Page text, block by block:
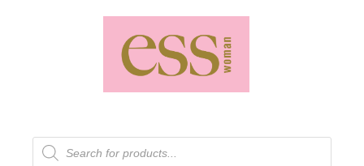
Producten
zoeken